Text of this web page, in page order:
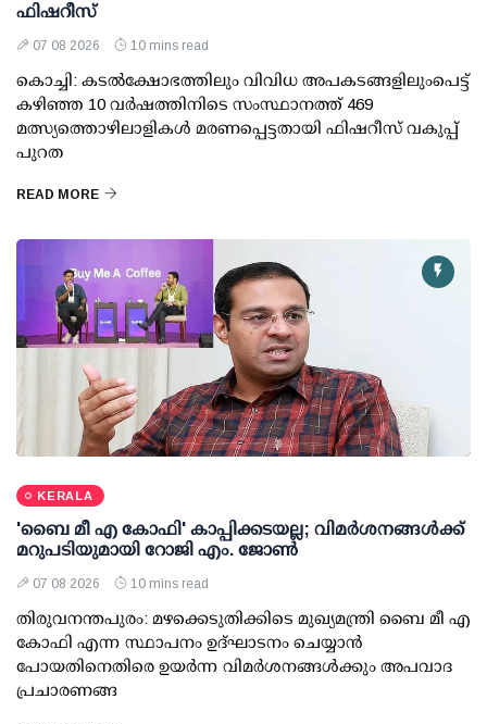
ഫിഷറീസ്
07 08 2026 10 mins read
കൊച്ചി: കടല്‍ക്ഷോഭത്തിലും വിവിധ അപകടങ്ങളിലുംപെട്ട്
കഴിഞ്ഞ 10 വര്‍ഷത്തിനിടെ സംസ്ഥാനത്ത് 469
മത്സ്യത്തൊഴിലാളികള്‍ മരണപ്പെട്ടതായി ഫിഷറീസ് വകുപ്പ്
പുറത
READ MORE
KERALA
'ബൈ മീ എ കോഫി' കാപ്പിക്കടയല്ല; വിമര്‍ശനങ്ങള്‍ക്ക്
മറുപടിയുമായി റോജി എം. ജോണ്‍
07 08 2026 10 mins read
തിരുവനന്തപുരം: മഴക്കെടുതിക്കിടെ മുഖ്യമന്ത്രി ബൈ മീ എ
കോഫി എന്ന സ്ഥാപനം ഉദ്ഘാടനം ചെയ്യാന്‍
പോയതിനെതിരെ ഉയര്‍ന്ന വിമര്‍ശനങ്ങള്‍ക്കും അപവാദ
പ്രചാരണങ്ങ